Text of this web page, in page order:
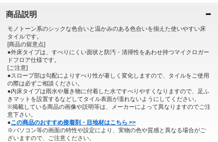
商品説明
モノトーン系のシックな色合いと温かみのある色合いを揃えた使いやすい床
タイルです。
[商品の留意点]
●外床タイプは、すべりにくい面状と防汚・清掃性をあわせ持つマイクロガー
ドフロア仕様です。
[ご注意]
●スロープ部は勾配によりすべり性が著しく変化しますので、タイルをご使用
の際は必ずご相談ください。
●内床タイプは雨水や履き物に付着した水ですべりやすくなりますので、足ふ
きマットを設置するなどしてタイル表面が濡れないようにしてください。
※掲載している商品の画像や説明等は、メーカーによって異なりますのでご注
意下さい。
●この商品のおすすめ接着剤・目地材はこちら >>
※パソコン等の画面の特性や設定により、実物の色や質感と異なる場合がご
ざいますので、ご注意ください。